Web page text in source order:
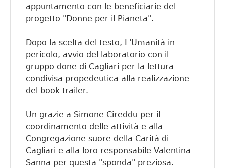
appuntamento con le beneficiarie del
progetto "Donne per il Pianeta".
Dopo la scelta del testo, L'Umanità in
pericolo, avvio del laboratorio con il
gruppo done di Cagliari per la lettura
condivisa propedeutica alla realizzazione
del book trailer.
Un grazie a Simone Cireddu per il
coordinamento delle attività e alla
Congregazione suore della Carità di
Cagliari e alla loro responsabile Valentina
Sanna per questa "sponda" preziosa.